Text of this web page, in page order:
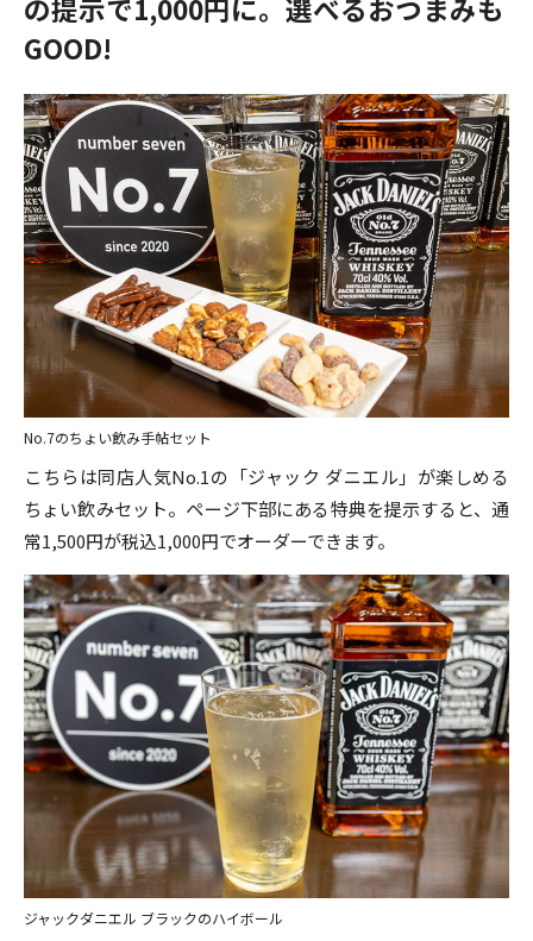
の提示で1,000円に。選べるおつまみも
GOOD!
No.7のちょい飲み手帖セット
こちらは同店人気No.1の「ジャック ダニエル」が楽しめる
ちょい飲みセット。ページ下部にある特典を提示すると、通
常1,500円が税込1,000円でオーダーできます。
ジャックダニエル ブラックのハイボール